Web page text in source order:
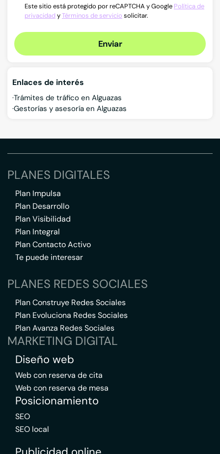
Este sitio está protegido por reCAPTCHA y Google Política de
privacidad yTérminos de servicio solicitar.
Enviar
Enlaces de interés
Trámites de tráfico en Alguazas
Gestorías y asesoría en Alguazas
PLANES DIGITALES
Plan Impulsa
Plan Desarrollo
Plan Visibilidad
Plan Integral
Plan Contacto Activo
Te puede interesar
PLANES REDES SOCIALES
Plan Construye Redes Sociales
Plan Evoluciona Redes Sociales
Plan Avanza Redes Sociales
MARKETING DIGITAL
Diseño web
Web con reserva de cita
Web con reserva de mesa
Posicionamiento
SEO
SEO local